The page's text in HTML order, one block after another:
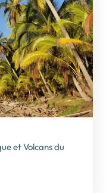
et Volcans du